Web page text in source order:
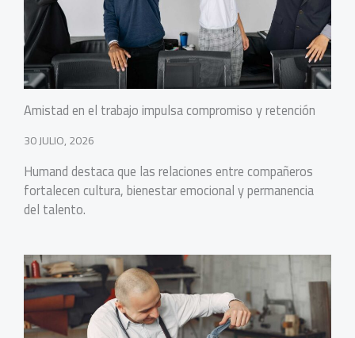
Amistad en el trabajo impulsa compromiso y retención
30 JULIO, 2026
Humand destaca que las relaciones entre compañeros
fortalecen cultura, bienestar emocional y permanencia
del talento.